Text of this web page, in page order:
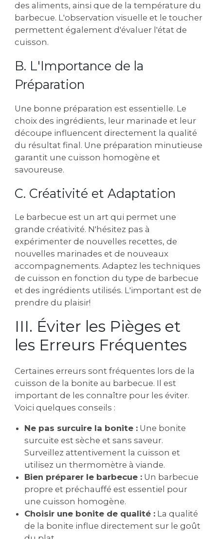
des aliments, ainsi que de la température du
barbecue. L'observation visuelle et le toucher
permettent également d'évaluer l'état de
cuisson.
B. L'Importance de la
Préparation
Une bonne préparation est essentielle. Le
choix des ingrédients, leur marinade et leur
découpe influencent directement la qualité
du résultat final. Une préparation minutieuse
garantit une cuisson homogène et
savoureuse.
C. Créativité et Adaptation
Le barbecue est un art qui permet une
grande créativité. N'hésitez pas à
expérimenter de nouvelles recettes, de
nouvelles marinades et de nouveaux
accompagnements. Adaptez les techniques
de cuisson en fonction du type de barbecue
et des ingrédients utilisés. L'important est de
prendre du plaisir!
III. Éviter les Pièges et
les Erreurs Fréquentes
Certaines erreurs sont fréquentes lors de la
cuisson de la bonite au barbecue. Il est
important de les connaître pour les éviter.
Voici quelques conseils :
Ne pas surcuire la bonite : Une bonite
surcuite est sèche et sans saveur.
Surveillez attentivement la cuisson et
utilisez un thermomètre à viande.
Bien préparer le barbecue : Un barbecue
propre et préchauffé est essentiel pour
une cuisson homogène.
Choisir une bonite de qualité : La qualité
de la bonite influe directement sur le goût